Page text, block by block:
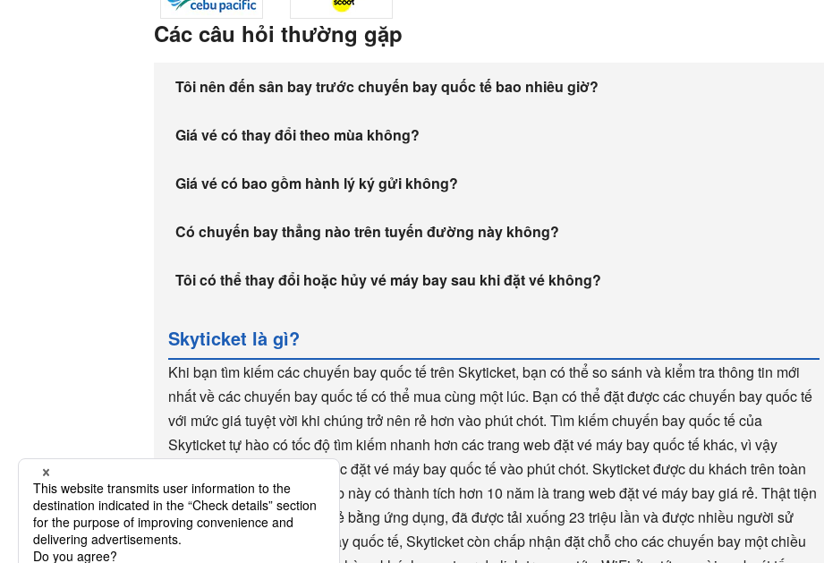
Các câu hỏi thường gặp
Tôi nên đến sân bay trước chuyến bay quốc tế bao nhiêu giờ?
Giá vé có thay đổi theo mùa không?
Giá vé có bao gồm hành lý ký gửi không?
Có chuyến bay thẳng nào trên tuyến đường này không?
Tôi có thể thay đổi hoặc hủy vé máy bay sau khi đặt vé không?
Skyticket là gì?
Khi bạn tìm kiếm các chuyến bay quốc tế trên Skyticket, bạn có thể so sánh và kiểm tra thông tin mới
nhất về các chuyến bay quốc tế có thể mua cùng một lúc. Bạn có thể đặt được các chuyến bay quốc tế
với mức giá tuyệt vời khi chúng trở nên rẻ hơn vào phút chót. Tìm kiếm chuyến bay quốc tế của
Skyticket tự hào có tốc độ tìm kiếm nhanh hơn các trang web đặt vé máy bay quốc tế khác, vì vậy
Skyticket rất tiện lợi cho việc đặt vé máy bay quốc tế vào phút chót. Skyticket được du khách trên toàn
thế giới sử dụng. Trang web này có thành tích hơn 10 năm là trang web đặt vé máy bay giá rẻ. Thật tiện
lợi khi đặt vé máy bay giá rẻ bằng ứng dụng, đã được tải xuống 23 triệu lần và được nhiều người sử
dụng. Ngoài các chuyến bay quốc tế, Skyticket còn chấp nhận đặt chỗ cho các chuyến bay một chiều